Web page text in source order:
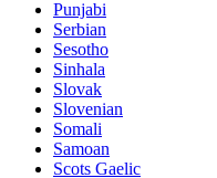
Punjabi
Serbian
Sesotho
Sinhala
Slovak
Slovenian
Somali
Samoan
Scots Gaelic